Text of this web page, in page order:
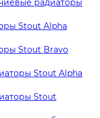
радиаторы
Stout Alpha
Stout Bravo
Stout Alpha
Stout